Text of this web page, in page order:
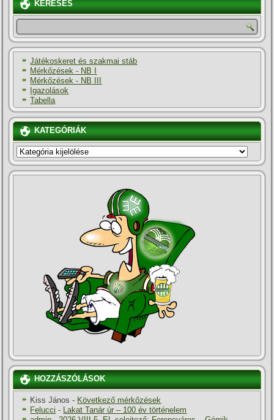
KERESÉS
Játékoskeret és szakmai stáb
Mérkőzések - NB I
Mérkőzések - NB III
Igazolások
Tabella
KATEGÓRIÁK
KATEGÓRIÁK
HOZZÁSZÓLÁSOK
Kiss János - Következő mérkőzések
Felucci - Lakat Tanár úr – 100 év történelem